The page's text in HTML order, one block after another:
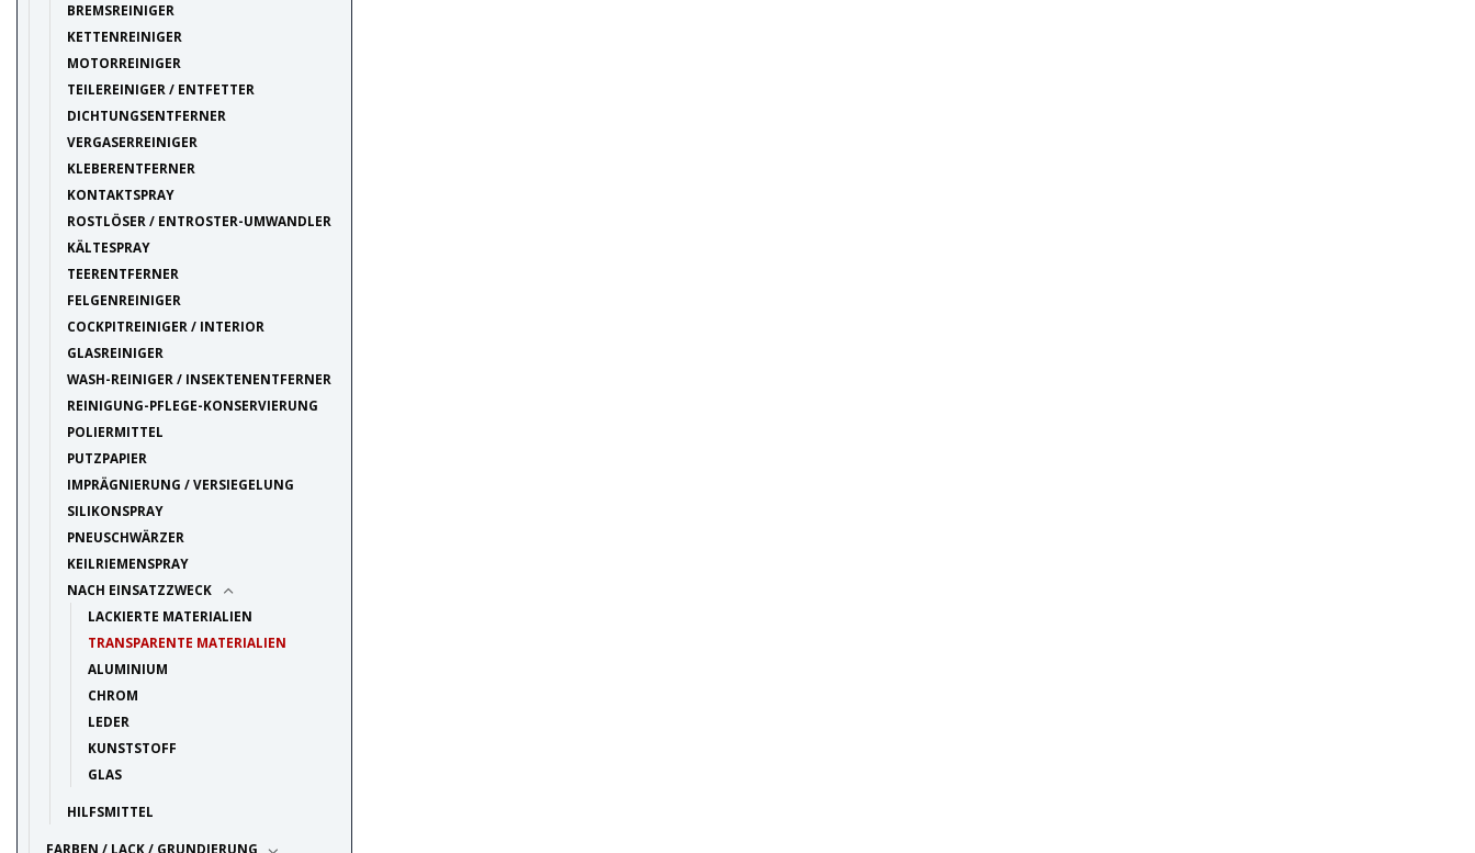
BREMSREINIGER
KETTENREINIGER
MOTORREINIGER
TEILEREINIGER / ENTFETTER
DICHTUNGSENTFERNER
VERGASERREINIGER
KLEBERENTFERNER
KONTAKTSPRAY
ROSTLÖSER / ENTROSTER-UMWANDLER
KÄLTESPRAY
TEERENTFERNER
FELGENREINIGER
COCKPITREINIGER / INTERIOR
GLASREINIGER
WASH-REINIGER / INSEKTENENTFERNER
REINIGUNG-PFLEGE-KONSERVIERUNG
POLIERMITTEL
PUTZPAPIER
IMPRÄGNIERUNG / VERSIEGELUNG
SILIKONSPRAY
PNEUSCHWÄRZER
KEILRIEMENSPRAY
NACH EINSATZZWECK
LACKIERTE MATERIALIEN
TRANSPARENTE MATERIALIEN
ALUMINIUM
CHROM
LEDER
KUNSTSTOFF
GLAS
HILFSMITTEL
FARBEN / LACK / GRUNDIERUNG